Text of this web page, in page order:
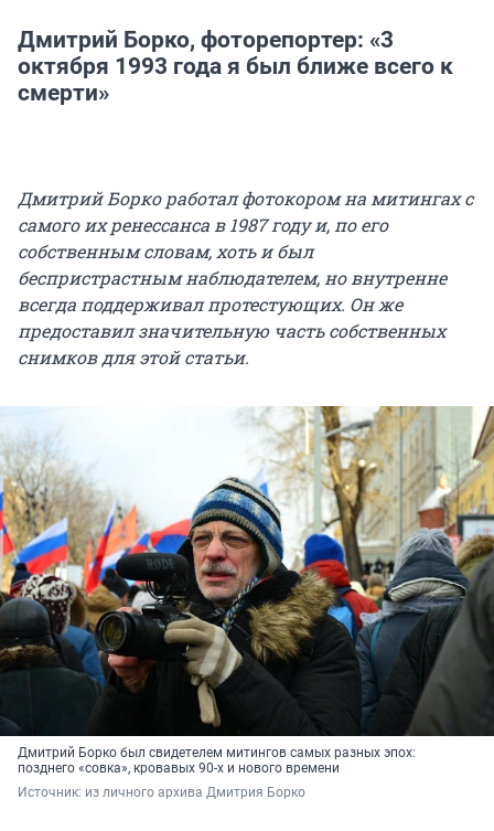
Дмитрий Борко, фоторепортер: «3
октября 1993 года я был ближе всего к
смерти»
Дмитрий Борко работал фотокором на митингах с
самого их ренессанса в 1987 году и, по его
собственным словам, хоть и был
беспристрастным наблюдателем, но внутренне
всегда поддерживал протестующих. Он же
предоставил значительную часть собственных
снимков для этой статьи.
Дмитрий Борко был свидетелем митингов самых разных эпох:
позднего «совка», кровавых 90-х и нового времени
Источник: из личного архива Дмитрия Борко